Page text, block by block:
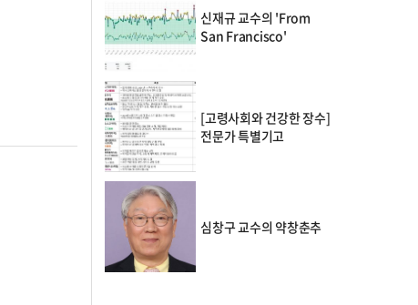
신재규 교수의 'From
San Francisco'
[고령사회와 건강한 장수]
전문가 특별기고
심창구 교수의 약창춘추